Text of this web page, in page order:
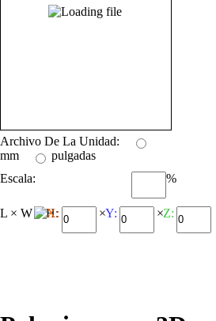
Archivo De La Unidad:
mm
pulgadas
Escala:
%
L × W × H:
X: ×Y: ×Z: